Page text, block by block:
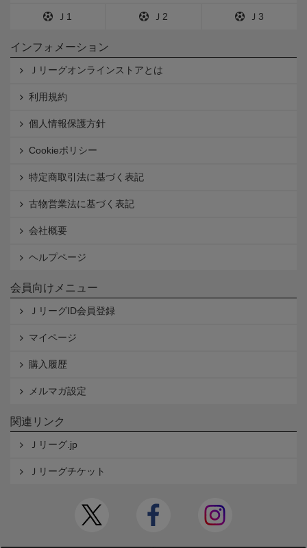
Ｊ1 Ｊ2 Ｊ3
インフォメーション
Ｊリーグオンラインストアとは
利用規約
個人情報保護方針
Cookieポリシー
特定商取引法に基づく表記
古物営業法に基づく表記
会社概要
ヘルプページ
会員向けメニュー
ＪリーグID会員登録
マイページ
購入履歴
メルマガ設定
関連リンク
Ｊリーグ.jp
Ｊリーグチケット